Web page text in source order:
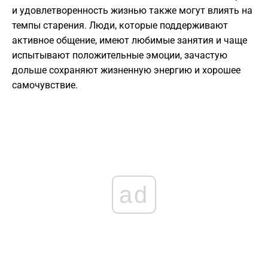
и удовлетворенность жизнью также могут влиять на
темпы старения. Люди, которые поддерживают
активное общение, имеют любимые занятия и чаще
испытывают положительные эмоции, зачастую
дольше сохраняют жизненную энергию и хорошее
самочувствие.
ad